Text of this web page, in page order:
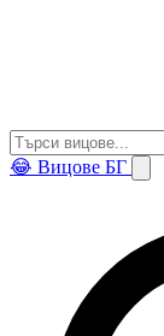
😂 Вицове БГ